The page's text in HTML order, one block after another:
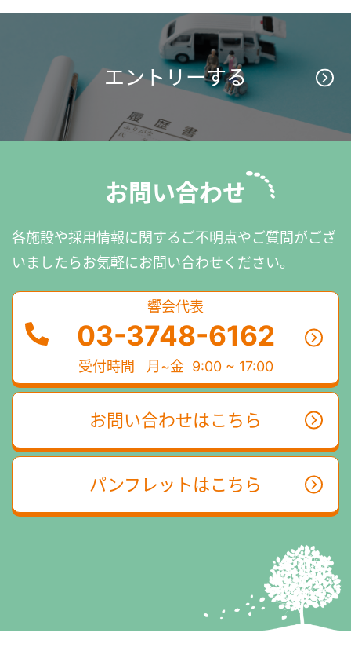
エントリーする
お問い合わせ
各施設や採用情報に関するご不明点やご質問がござ
いましたらお気軽にお問い合わせください。
響会代表
03-3748-6162
受付時間 月~金 9:00 ~ 17:00
パンフレットはこちら
お問い合わせはこちら